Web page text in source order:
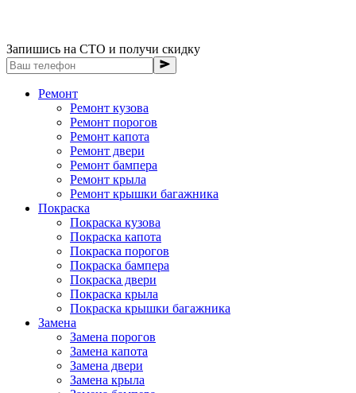
Запишись на СТО и получи скидку
Ремонт
Ремонт кузова
Ремонт порогов
Ремонт капота
Ремонт двери
Ремонт бампера
Ремонт крыла
Ремонт крышки багажника
Покраска
Покраска кузова
Покраска капота
Покраска порогов
Покраска бампера
Покраска двери
Покраска крыла
Покраска крышки багажника
Замена
Замена порогов
Замена капота
Замена двери
Замена крыла